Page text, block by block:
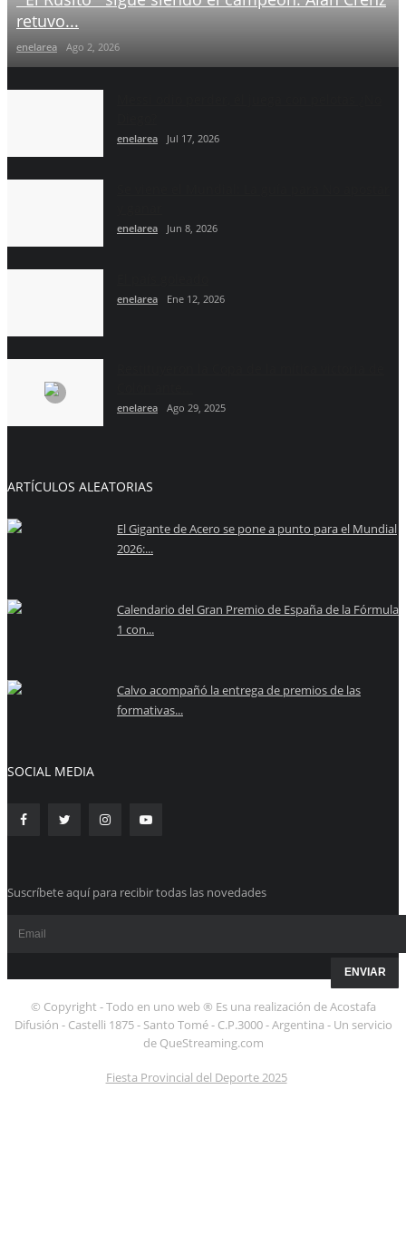
retuvo...
enelarea Ago 2, 2026
enelarea Jul 17, 2026
enelarea Jun 8, 2026
enelarea Ene 12, 2026
enelarea Ago 29, 2025
ARTÍCULOS ALEATORIAS
El Gigante de Acero se pone a punto para el Mundial
2026:...
Calendario del Gran Premio de España de la Fórmula
1 con...
Calvo acompañó la entrega de premios de las
formativas...
SOCIAL MEDIA
Suscríbete aquí para recibir todas las novedades
© Copyright - Todo en uno web ® Es una realización de Acostafa
Difusión - Castelli 1875 - Santo Tomé - C.P.3000 - Argentina - Un servicio
de QueStreaming.com
Fiesta Provincial del Deporte 2025